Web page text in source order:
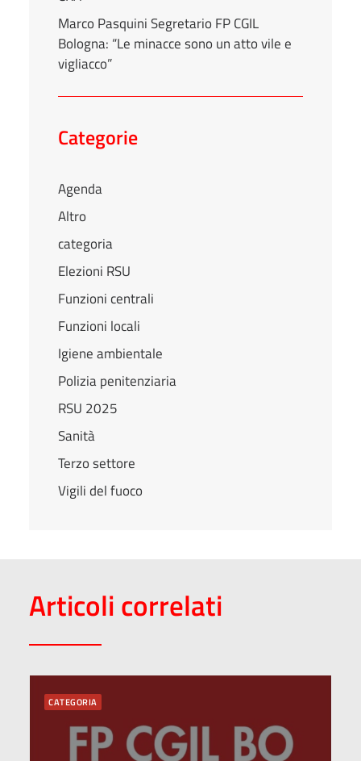
Marco Pasquini Segretario FP CGIL
Bologna: “Le minacce sono un atto vile e
vigliacco”
Categorie
Agenda
Altro
categoria
Elezioni RSU
Funzioni centrali
Funzioni locali
Igiene ambientale
Polizia penitenziaria
RSU 2025
Sanità
Terzo settore
Vigili del fuoco
Articoli correlati
CATEGORIA